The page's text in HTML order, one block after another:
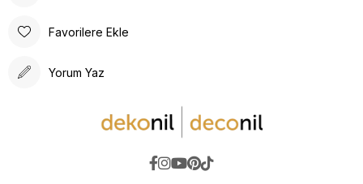
Favorilere Ekle
Yorum Yaz